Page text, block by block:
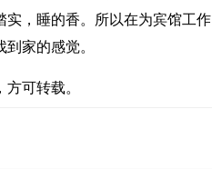
实，睡的香。所以在为宾馆工作
家的感觉。
可转载。